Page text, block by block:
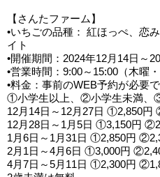
【さんたファーム】
•いちごの品種： 紅ほっぺ、恋
イト
•開催期間：2024年12月14日～
•営業時間：9:00～15:00（木曜・
•料金：事前のWEB予約が必要
①小学生以上、②小学生未満、
12月14日～12月27日 ①2,850
12月28日～1月5日 ①3,150円
1月6日～1月31日 ①2,850円
2月1日～4月6日 ①3,000円
4月7日～5月11日 ①2,300円